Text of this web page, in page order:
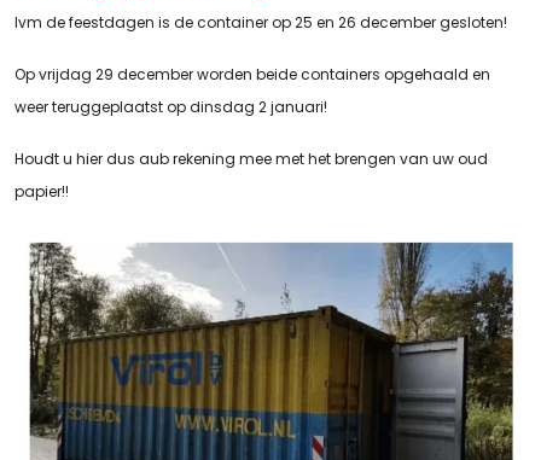
Ivm de feestdagen is de container op 25 en 26 december gesloten!
Op vrijdag 29 december worden beide containers opgehaald en
weer teruggeplaatst op dinsdag 2 januari!
Houdt u hier dus aub rekening mee met het brengen van uw oud
papier!!